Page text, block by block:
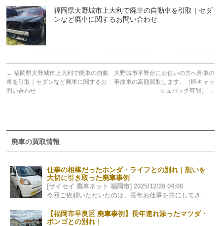
福岡県大野城市上大利で廃車の自動車を引取｜セダ
ンなど廃車に関するお問い合わせ
← 福岡県大野城市上大利で廃車の自動
車を引取｜セダンなど廃車に関するお
問い合わせ
大野城市平野台にお住いの方へ外車の
事故車の高額買取します。（即キャッ
シュバック可能）
→
廃車の買取情報
仕事の相棒だったホンダ・ライフとの別れ｜想いを
大切に引き取った廃車事例
[サイセイ 廃車ネット 福岡市] 2025/12/28 04:08
今回ご依頼いただいたのは、長年お仕事を共にしてきた ホンダ・ライフの廃車のご相談でした。 軽自動車という枠を超え、 この一台は、…
【福岡市早良区 廃車事例】長年連れ添ったマツダ・
ボンゴとの別れ｜